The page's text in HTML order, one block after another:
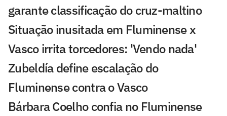
garante classificação do cruz-maltino
Situação inusitada em Fluminense x
Vasco irrita torcedores: 'Vendo nada'
Zubeldía define escalação do
Fluminense contra o Vasco
Bárbara Coelho confia no Fluminense